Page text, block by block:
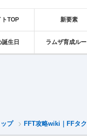
トTOP 新要素
誕生日 ラムザ育成ルー
プ FFT攻略wiki｜FFタ